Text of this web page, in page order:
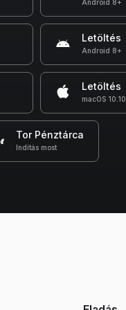
Android 8+
Letöltés
Android 8+
Letöltés
macOS
Tor Pénztárca
Indítás most